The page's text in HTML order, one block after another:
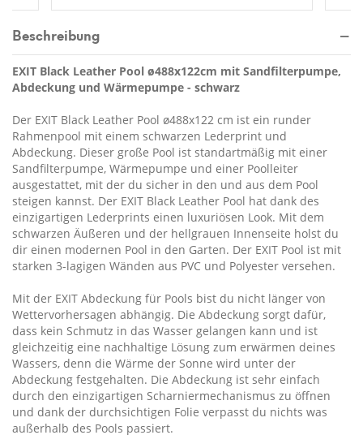
Beschreibung
EXIT Black Leather Pool ø488x122cm mit Sandfilterpumpe,
Abdeckung und Wärmepumpe - schwarz
Der EXIT Black Leather Pool ø488x122 cm ist ein runder
Rahmenpool mit einem schwarzen Lederprint und
Abdeckung. Dieser große Pool ist standartmäßig mit einer
Sandfilterpumpe, Wärmepumpe und einer Poolleiter
ausgestattet, mit der du sicher in den und aus dem Pool
steigen kannst. Der EXIT Black Leather Pool hat dank des
einzigartigen Lederprints einen luxuriösen Look. Mit dem
schwarzen Äußeren und der hellgrauen Innenseite holst du
dir einen modernen Pool in den Garten. Der EXIT Pool ist mit
starken 3-lagigen Wänden aus PVC und Polyester versehen.
Mit der EXIT Abdeckung für Pools bist du nicht länger von
Wettervorhersagen abhängig. Die Abdeckung sorgt dafür,
dass kein Schmutz in das Wasser gelangen kann und ist
gleichzeitig eine nachhaltige Lösung zum erwärmen deines
Wassers, denn die Wärme der Sonne wird unter der
Abdeckung festgehalten. Die Abdeckung ist sehr einfach
durch den einzigartigen Scharniermechanismus zu öffnen
und dank der durchsichtigen Folie verpasst du nichts was
außerhalb des Pools passiert.